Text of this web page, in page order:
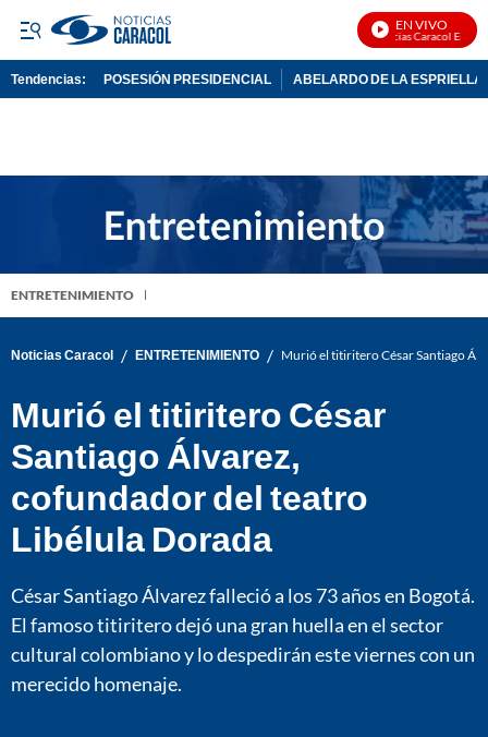
EN VIVO
Noticias Caracol En Vivo
Tendencias: POSESIÓN PRESIDENCIAL ABELARDO DE LA ESPRIELLA
ENTRETENIMIENTO
Noticias Caracol / ENTRETENIMIENTO / Murió el titiritero César Santiago
Murió el titiritero César
Santiago Álvarez,
cofundador del teatro
Libélula Dorada
César Santiago Álvarez falleció a los 73 años en Bogotá.
El famoso titiritero dejó una gran huella en el sector
cultural colombiano y lo despedirán este viernes con un
merecido homenaje.